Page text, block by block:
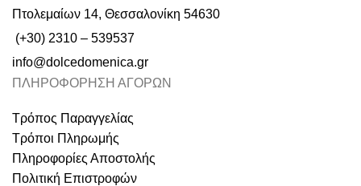
Πτολεμαίων 14, Θεσσαλονίκη 54630
(+30) 2310 – 539537
info@dolcedomenica.gr
ΠΛΗΡΟΦΟΡΗΣΗ ΑΓΟΡΩΝ
Τρόπος Παραγγελίας
Τρόποι Πληρωμής
Πληροφορίες Αποστολής
Πολιτική Επιστροφών